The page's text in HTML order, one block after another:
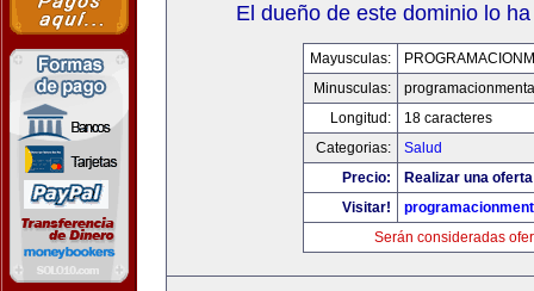
El dueño de este dominio lo
Mayusculas:
Minusculas:
Longitud:
18 caracteres
Categorias:
Salud
Precio:
Realizar una
Visitar!
Serán consideradas